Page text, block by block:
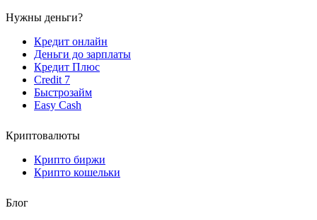
Нужны деньги?
Кредит онлайн
Деньги до зарплаты
Кредит Плюс
Credit 7
Быстрозайм
Easy Cash
Криптовалюты
Крипто биржи
Крипто кошельки
Блог